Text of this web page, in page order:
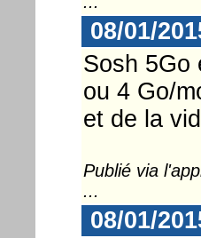
08/01/
Sosh 5Go
ou 4 Go/
et de la
Publié via
...
08/01/